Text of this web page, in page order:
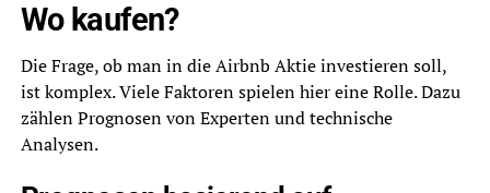
Wo kaufen?
Die Frage, ob man in die Airbnb Aktie investieren soll,
ist komplex. Viele Faktoren spielen hier eine Rolle. Dazu
zählen Prognosen von Experten und technische
Analysen.